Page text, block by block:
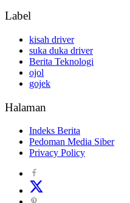
Label
kisah driver
suka duka driver
Berita Teknologi
ojol
gojek
Halaman
Indeks Berita
Pedoman Media Siber
Privacy Policy